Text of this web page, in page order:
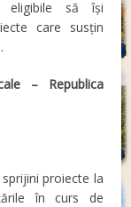
eligibile să își
care susțin
– Republica
proiecte la
în curs de